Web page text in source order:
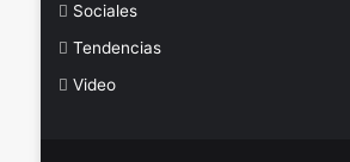
Sociales
Tendencias
Video